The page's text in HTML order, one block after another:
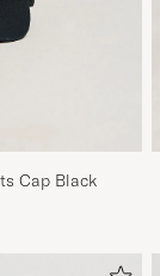
Cap Black